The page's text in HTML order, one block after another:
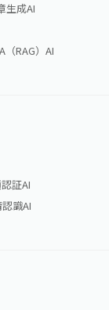
生成AI
RAG）AI
証AI
識AI